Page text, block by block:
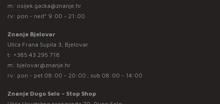
m: osijek.gacka@znanje.hr
rv: pon - ned* 9:00 - 21:00
Znanje Bjelovar
Ulica Frana Supila 3, Bjelovar
t: +385 43 295 718
m: bjelovar@znanje.hr
rv: pon - pet 08:00 - 20:00 ; sub 08:00 - 14:00
Znanje Dugo Selo – Stop Shop